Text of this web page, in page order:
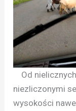
Od
niezliczonymi
wysokości